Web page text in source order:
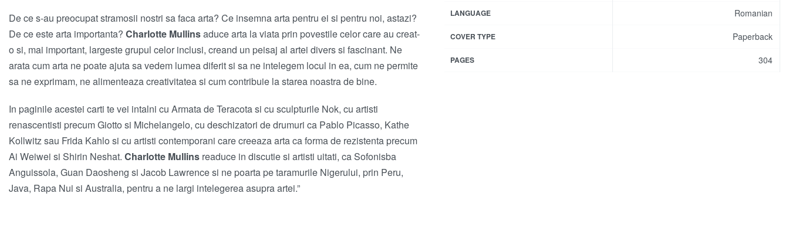
De ce s-au preocupat stramosii nostri sa faca arta? Ce insemna arta pentru ei si pentru noi, astazi?
De ce este arta importanta? Charlotte Mullinsaduce arta la viata prin povestile celor care au creat-
o si, mai important, largeste grupul celor inclusi, creand un peisaj al artei divers si fascinant. Ne
arata cum arta ne poate ajuta sa vedem lumea diferit si sa ne intelegem locul in ea, cum ne permite
sa ne exprimam, ne alimenteaza creativitatea si cum contribuie la starea noastra de bine.
In paginile acestei carti te vei intalni cu Armata de Teracota si cu sculpturile Nok, cu artisti
renascentisti precum Giotto si Michelangelo, cu deschizatori de drumuri ca Pablo Picasso, Kathe
Kollwitz sau Frida Kahlo si cu artisti contemporani care creeaza arta ca forma de rezistenta precum
Ai Weiwei si Shirin Neshat. Charlotte Mullins readuce in discutie si artisti uitati, ca Sofonisba
Anguissola, Guan Daosheng si Jacob Lawrence si ne poarta pe taramurile Nigerului, prin Peru,
Java, Rapa Nui si Australia, pentru a ne largi intelegerea asupra artei.”
LANGUAGE Romanian
COVER TYPE Paperback
PAGES 304